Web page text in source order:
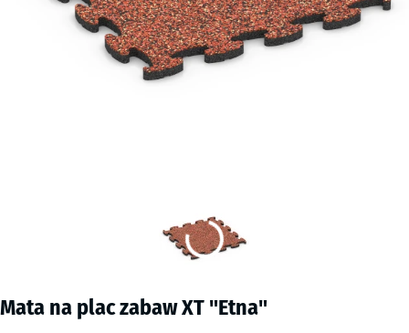
Mata na plac zabaw XT "Etna"